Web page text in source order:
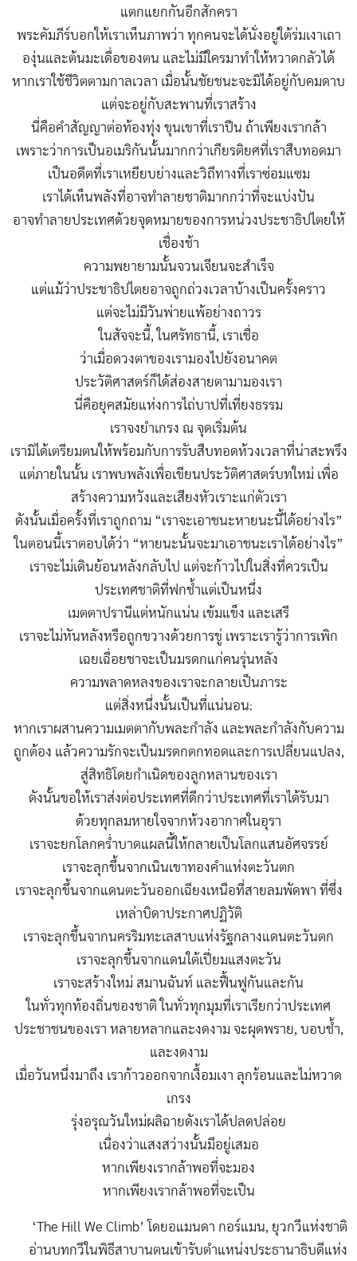
แตกแยกกันอีกสักครา
พระคัมภีร์บอกให้เราเห็นภาพว่า ทุกคนจะได้นั่งอยู่ใต้ร่มเงาเถา
องุ่นและต้นมะเดื่อของตน และไม่มีใครมาทำให้หวาดกลัวได้
หากเราใช้ชีวิตตามกาลเวลา เมื่อนั้นชัยชนะจะมิได้อยู่กับคมดาบ
แต่จะอยู่กับสะพานที่เราสร้าง
นี่คือคำสัญญาต่อท้องทุ่ง ขุนเขาที่เราปีน ถ้าเพียงเรากล้า
เพราะว่าการเป็นอเมริกันนั้นมากกว่าเกียรติยศที่เราสืบทอดมา
เป็นอดีตที่เราเหยียบย่างและวิถีทางที่เราซ่อมแซม
เราได้เห็นพลังที่อาจทำลายชาติมากกว่าที่จะแบ่งปัน
อาจทำลายประเทศด้วยจุดหมายของการหน่วงประชาธิปไตยให้
เชื่องช้า
ความพยายามนั้นจวนเจียนจะสำเร็จ
แต่แม้ว่าประชาธิปไตยอาจถูกถ่วงเวลาบ้างเป็นครั้งคราว
แต่จะไม่มีวันพ่ายแพ้อย่างถาวร
ในสัจจะนี้, ในศรัทธานี้, เราเชื่อ
ว่าเมื่อดวงตาของเรามองไปยังอนาคต
ประวัติศาสตร์ก็ได้ส่องสายตามามองเรา
นี่คือยุคสมัยแห่งการไถ่บาปที่เที่ยงธรรม
เราจงยำเกรง ณ จุดเริ่มต้น
เรามิได้เตรียมตนให้พร้อมกับการรับสืบทอดห้วงเวลาที่น่าสะพรึง
แต่ภายในนั้น เราพบพลังเพื่อเขียนประวัติศาสตร์บทใหม่ เพื่อ
สร้างความหวังและเสียงหัวเราะแก่ตัวเรา
ดังนั้นเมื่อครั้งที่เราถูกถาม “เราจะเอาชนะหายนะนี้ได้อย่างไร”
ในตอนนี้เราตอบได้ว่า “หายนะนั้นจะมาเอาชนะเราได้อย่างไร”
เราจะไม่เดินย้อนหลังกลับไป แต่จะก้าวไปในสิ่งที่ควรเป็น
ประเทศชาติที่ฟกช้ำแต่เป็นหนึ่ง
เมตตาปรานีแต่หนักแน่น เข้มแข็ง และเสรี
เราจะไม่หันหลังหรือถูกขวางด้วยการขู่ เพราะเรารู้ว่าการเพิก
เฉยเฉื่อยชาจะเป็นมรดกแก่คนรุ่นหลัง
ความพลาดหลงของเราจะกลายเป็นภาระ
แต่สิ่งหนึ่งนั้นเป็นที่แน่นอน:
หากเราผสานความเมตตากับพละกำลัง และพละกำลังกับความ
ถูกต้อง แล้วความรักจะเป็นมรดกตกทอดและการเปลี่ยนแปลง,
สู่สิทธิโดยกำเนิดของลูกหลานของเรา
ดังนั้นขอให้เราส่งต่อประเทศที่ดีกว่าประเทศที่เราได้รับมา
ด้วยทุกลมหายใจจากห้วงอากาศในอุรา
เราจะยกโลกคร่ำบาดแผลนี้ให้กลายเป็นโลกแสนอัศจรรย์
เราจะลุกขึ้นจากเนินเขาทองคำแห่งตะวันตก
เราจะลุกขึ้นจากแดนตะวันออกเฉียงเหนือที่สายลมพัดพา ที่ซึ่ง
เหล่าบิดาประกาศปฏิวัติ
เราจะลุกขึ้นจากนครริมทะเลสาบแห่งรัฐกลางแดนตะวันตก
เราจะลุกขึ้นจากแดนใต้เปี่ยมแสงตะวัน
เราจะสร้างใหม่ สมานฉันท์ และฟื้นฟูกันและกัน
ในทั่วทุกท้องถิ่นของชาติ ในทั่วทุกมุมที่เราเรียกว่าประเทศ
ประชาชนของเรา หลายหลากและงดงาม จะผุดพราย, บอบช้ำ,
และงดงาม
เมื่อวันหนึ่งมาถึง เราก้าวออกจากเงื้อมเงา ลุกร้อนและไม่หวาด
เกรง
รุ่งอรุณวันใหม่ผลิฉายดังเราได้ปลดปล่อย
เนื่องว่าแสงสว่างนั้นมีอยู่เสมอ
หากเพียงเรากล้าพอที่จะมอง
หากเพียงเรากล้าพอที่จะเป็น
‘The Hill We Climb’ โดยอแมนดา กอร์แมน, ยุวกวีแห่งชาติ
อ่านบทกวีในพิธีสาบานตนเข้ารับตำแหน่งประธานาธิบดีแห่ง